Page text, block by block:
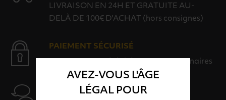
AVEZ-VOUS L'ÂGE
LÉGAL POUR
LIVRAISON EN 24H ET GRATUITE AU-
DELÀ DE 100€ D'ACHAT (hors consignes)
PAIEMENT SÉCURISÉ
Payer en toute sérénité avec nos partenaires